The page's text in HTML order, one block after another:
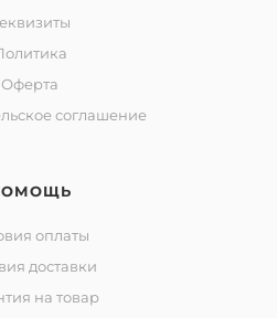
Оферта
соглашение
оплаты
доставки
на товар